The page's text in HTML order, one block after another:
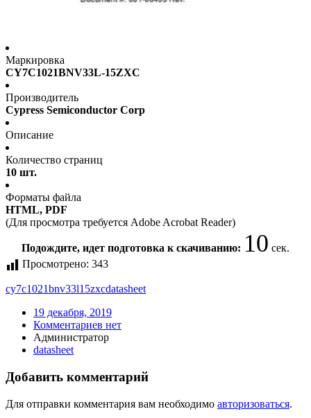
Маркировка
CY7C1021BNV33L-15ZXC
Производитель
Cypress Semiconductor Corp
Описание
Количество страниц
10 шт.
Форматы файла
HTML, PDF
(Для просмотра требуется Adobe Acrobat Reader)
Подождите, идет подготовка к скачиванию: 10 сек.
Просмотрено: 343
cy7c1021bnv33l15zxcdatasheet
19 декабря, 2019
Комментариев нет
Администратор
datasheet
Добавить комментарий
Для отправки комментария вам необходимо авторизоваться.